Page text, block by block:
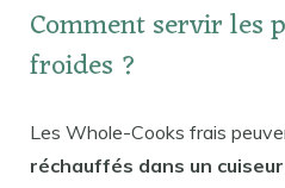
Comment servir les
froides ?
Les Whole-Cooks frais
réchauffés dans un